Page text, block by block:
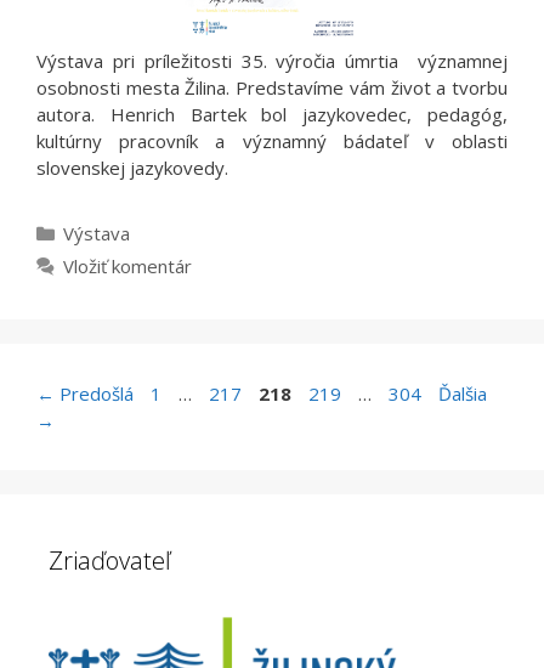
Výstava pri príležitosti 35. výročia úmrtia významnej
osobnosti mesta Žilina. Predstavíme vám život a tvorbu
autora. Henrich Bartek bol jazykovedec, pedagóg,
kultúrny pracovník a významný bádateľ v oblasti
slovenskej jazykovedy.
Kategórie
Výstava
Vložiť komentár
← Predošlá Stránka
1 … Stránka
217 Stránka
218 Stránka
219 … Stránka
304
Ďalšia
→
Zriaďovateľ